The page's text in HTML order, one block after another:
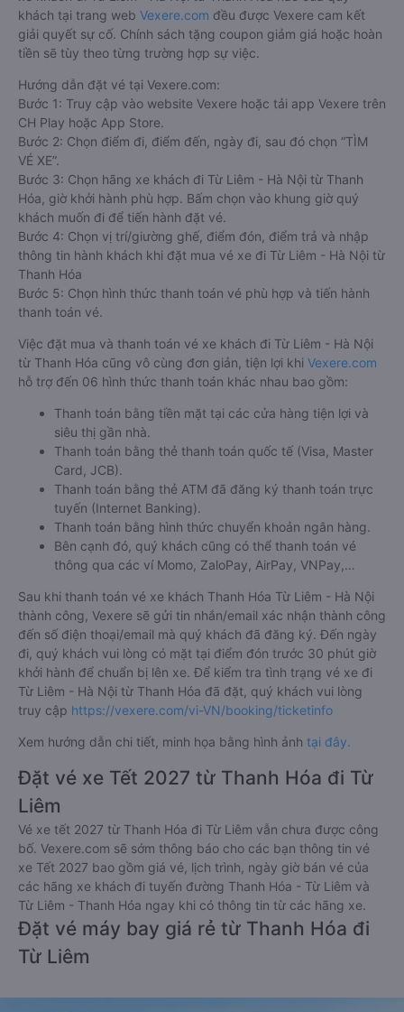
khách tại trang web Vexere.com đều được Vexere cam kết
giải quyết sự cố. Chính sách tặng coupon giảm giá hoặc hoàn
tiền sẽ tùy theo từng trường hợp sự việc.
Hướng dẫn đặt vé tại Vexere.com:
Bước 1: Truy cập vào website Vexere hoặc tải app Vexere trên
CH Play hoặc App Store.
Bước 2: Chọn điểm đi, điểm đến, ngày đi, sau đó chọn “TÌM
VÉ XE”.
Bước 3: Chọn hãng xe khách đi Từ Liêm - Hà Nội từ Thanh
Hóa, giờ khởi hành phù hợp. Bấm chọn vào khung giờ quý
khách muốn đi để tiến hành đặt vé.
Bước 4: Chọn vị trí/giường ghế, điểm đón, điểm trả và nhập
thông tin hành khách khi đặt mua vé xe đi Từ Liêm - Hà Nội từ
Thanh Hóa
Bước 5: Chọn hình thức thanh toán vé phù hợp và tiến hành
thanh toán vé.
Việc đặt mua và thanh toán vé xe khách đi Từ Liêm - Hà Nội
từ Thanh Hóa cũng vô cùng đơn giản, tiện lợi khi Vexere.com
hỗ trợ đến 06 hình thức thanh toán khác nhau bao gồm:
Thanh toán bằng tiền mặt tại các cửa hàng tiện lợi và
siêu thị gần nhà.
Thanh toán bằng thẻ thanh toán quốc tế (Visa, Master
Card, JCB).
Thanh toán bằng thẻ ATM đã đăng ký thanh toán trực
tuyến (Internet Banking).
Thanh toán bằng hình thức chuyển khoản ngân hàng.
Bên cạnh đó, quý khách cũng có thể thanh toán vé
thông qua các ví Momo, ZaloPay, AirPay, VNPay,…
Sau khi thanh toán vé xe khách Thanh Hóa Từ Liêm - Hà Nội
thành công, Vexere sẽ gửi tin nhắn/email xác nhận thành công
đến số điện thoại/email mà quý khách đã đăng ký. Đến ngày
đi, quý khách vui lòng có mặt tại điểm đón trước 30 phút giờ
khởi hành để chuẩn bị lên xe. Để kiểm tra tình trạng vé xe đi
Từ Liêm - Hà Nội từ Thanh Hóa đã đặt, quý khách vui lòng
truy cập https://vexere.com/vi-VN/booking/ticketinfo
Xem hướng dẫn chi tiết, minh họa bằng hình ảnh tại đây.
Đặt vé xe Tết 2027 từ Thanh Hóa đi Từ
Liêm
Vé xe tết 2027 từ Thanh Hóa đi Từ Liêm vẫn chưa được công
bố. Vexere.com sẽ sớm thông báo cho các bạn thông tin vé
xe Tết 2027 bao gồm giá vé, lịch trình, ngày giờ bán vé của
các hãng xe khách đi tuyến đường Thanh Hóa - Từ Liêm và
Từ Liêm - Thanh Hóa ngay khi có thông tin từ các hãng xe.
Đặt vé máy bay giá rẻ từ Thanh Hóa đi
Từ Liêm